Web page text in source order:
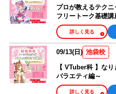
プロが教えるテク
フリートーク基礎講
詳しく見る
09/13(日) 池袋校
【 VTuber科 】な
バラエティ編～
詳しく見る